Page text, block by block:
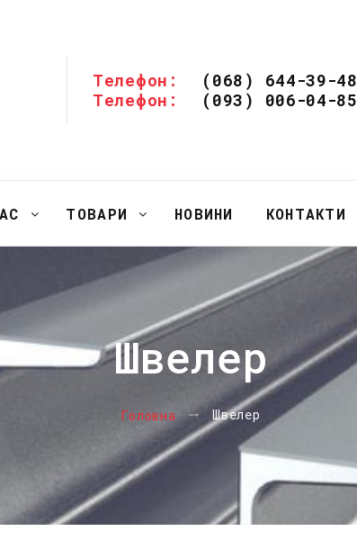
Телефон:
(068) 644-39-48
Телефон:
(093) 006-04-85
ТОВАРИ НОВИНИ КОНТАКТИ
Швелер
Головна Швелер